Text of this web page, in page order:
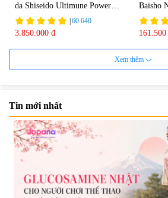
da Shiseido Ultimune Power
75ml
60.640
3.850.000 đ
Baisho
161.500
Viên uống bổ não Ribeto Shoji
|57.920
1.450.000 đ
Viên
trí nhớ
Oil 30
225.000
Xem thêm
Tin mới nhất